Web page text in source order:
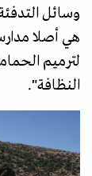
وسائل
هي أصلا
لترميم
النظافة".